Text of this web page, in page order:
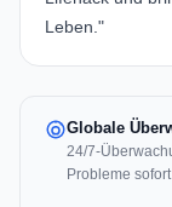
Leben."
Globale
24/7-
Probleme